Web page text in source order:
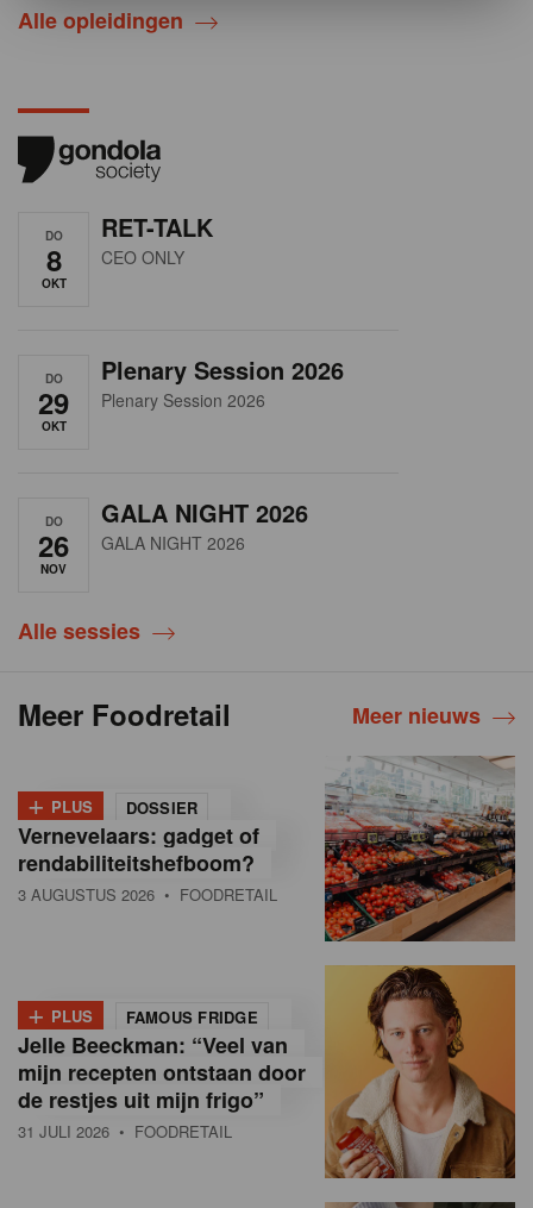
Alle opleidingen
DO
8
OKT
RET-TALK
CEO ONLY
DO
29
OKT
Plenary Session 2026
Plenary Session 2026
DO
26
NOV
GALA NIGHT 2026
GALA NIGHT 2026
Alle sessies
Meer Foodretail Meer nieuws
+ PLUS DOSSIER
Vernevelaars: gadget of
rendabiliteitshefboom?
3 AUGUSTUS 2026 • FOODRETAIL
+ PLUS FAMOUS FRIDGE
Jelle Beeckman: “Veel van
mijn recepten ontstaan door
de restjes uit mijn frigo”
31 JULI 2026 • FOODRETAIL